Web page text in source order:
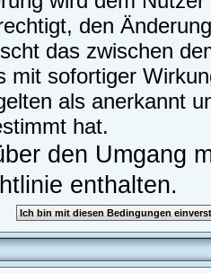
den
das zwischen
mit sofortiger
als anerkannt
hat.
den Umgang
enthalten.